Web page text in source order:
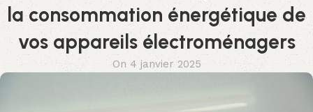
la consommation énergétique de
vos appareils électroménagers
On 4 janvier 2025